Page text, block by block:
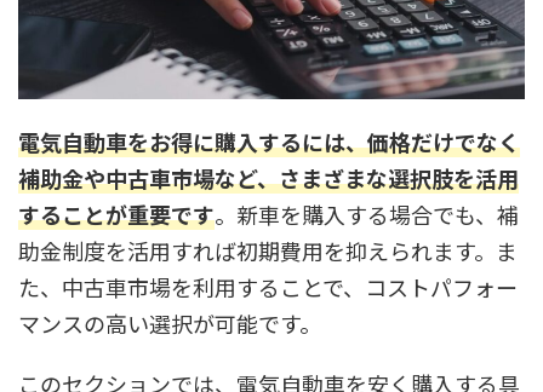
電気自動車をお得に購入するには、価格だけでなく
補助金や中古車市場など、さまざまな選択肢を活用
することが重要です。新車を購入する場合でも、補
助金制度を活用すれば初期費用を抑えられます。ま
た、中古車市場を利用することで、コストパフォー
マンスの高い選択が可能です。
このセクションでは、電気自動車を安く購入する具